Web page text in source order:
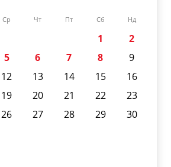
Ср Чт Пт Сб Нд
1
2
5 6 7 8
9
12 13 14 15
16
19 20 21 22
23
26 27 28 29
30